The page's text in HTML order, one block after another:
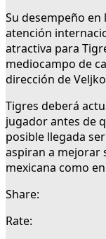
Su desempeño
atención
atractiva para
mediocampo de
dirección de
Tigres deberá
jugador antes de
posible llegada
aspiran a mejorar
mexicana como
Share:
Rate: